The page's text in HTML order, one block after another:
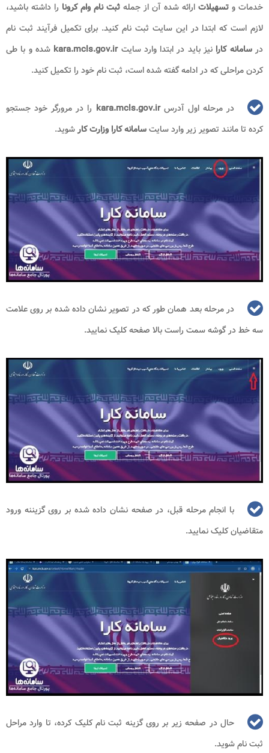
خدمات و تسهیلات ارائه شده آن از جمله ثبت نام وام کرونا را داشته باشید،
لازم است که ابتدا در این سایت ثبت نام کنید. برای تکمیل فرآیند ثبت نام
درسامانه کارا نیز باید در ابتدا وارد سایتkara.mcls.gov.ir شده و با طی
کردن مراحلی که در ادامه گفته شده است، ثبت نام خود را تکمیل کنید.
در مرحله اول آدرس kara.mcls.gov.ir را در مرورگر خود جستجو
کرده تا مانند تصویر زیر وارد سایتسامانه کارا وزارت کارشوید.
در مرحله بعد همان طور که در تصویر نشان داده شده بر روی علامت
سه خط در گوشه سمت راست بالا صفحه کلیک نمایید.
با انجام مرحله قبل، در صفحه نشان داده شده بر روی گزیننه ورود
متقاضیان کلیک نمایید.
حال در صفحه زیر بر روی گزینه ثبت نام کلیک کرده، تا وارد مراحل
ثبت نام شوید.